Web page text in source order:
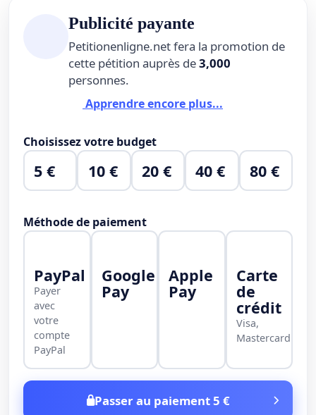
Publicité payante
Petitionenligne.net fera la promotion de
cette pétition auprès de3,000
personnes.
Apprendre encore plus...
Choisissez votre budget
5 € 10 € 20 € 40 € 80 €
Méthode de paiement
PayPal
Payer
avec
votre
compte
PayPal
Google
Pay
Apple
Pay
Carte
de
crédit
Visa,
Mastercard
Passer au paiement 5 €